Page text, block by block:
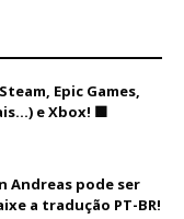
Epic Games,
e Xbox! 🟩
Andreas pode ser
a tradução PT-BR!